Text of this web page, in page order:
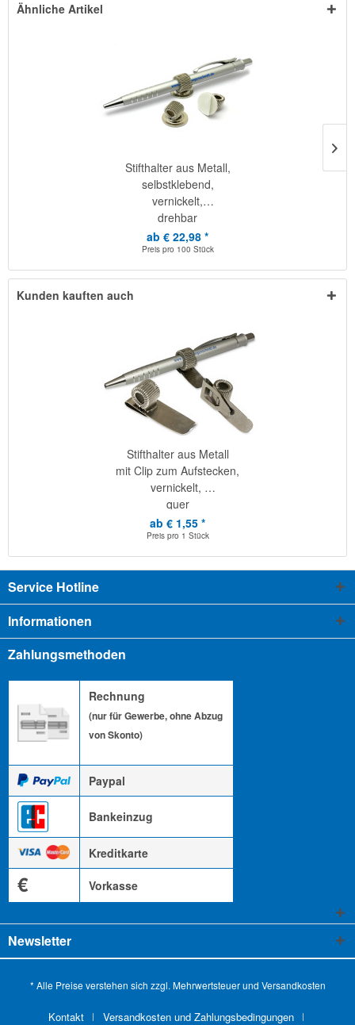
Ähnliche Artikel
Stifthalter aus Metall,
selbstklebend,
vernickelt,
drehbar
ab € 22,98 *
Preis pro 100 Stück
Kunden kauften auch
Stifthalter aus Metall
mit Clip zum Aufstecken,
vernickelt,
quer
ab € 1,55 *
Preis pro 1 Stück
Service Hotline
Informationen
Zahlungsmethoden
Rechnung
(nur für Gewerbe, ohne Abzug
von Skonto)
Paypal
Bankeinzug
Kreditkarte
€ Vorkasse
Newsletter
* Alle Preise verstehen sich zzgl. Mehrwertsteuer und Versandkosten
Kontakt Versandkosten und Zahlungsbedingungen